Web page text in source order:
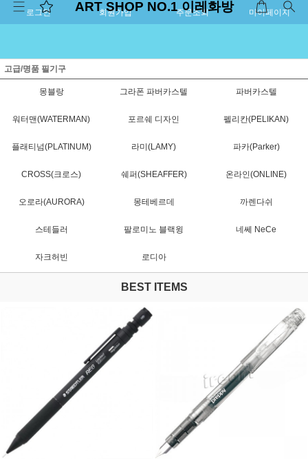
로그인 회원가입 주문조회 마이페이지
ART SHOP NO.1 이레화방
고급/명품 필기구
몽블랑 그라폰 파버카스텔 파버카스텔
워터맨(WATERMAN) 포르쉐 디자인 펠리칸(PELIKAN)
플래티넘(PLATINUM) 라미(LAMY) 파카(Parker)
CROSS(크로스) 쉐퍼(SHEAFFER) 온라인(ONLINE)
오로라(AURORA) 몽테베르데 까렌다쉬
스테들러 팔로미노 블랙윙 네쎄 NeCe
자크허빈 로디아
BEST ITEMS